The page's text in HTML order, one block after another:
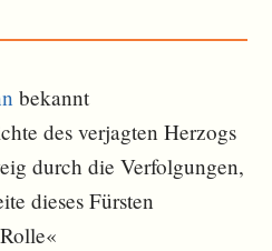
bekannt
des verjagten Herzogs
durch die Verfolgungen,
dieses Fürsten